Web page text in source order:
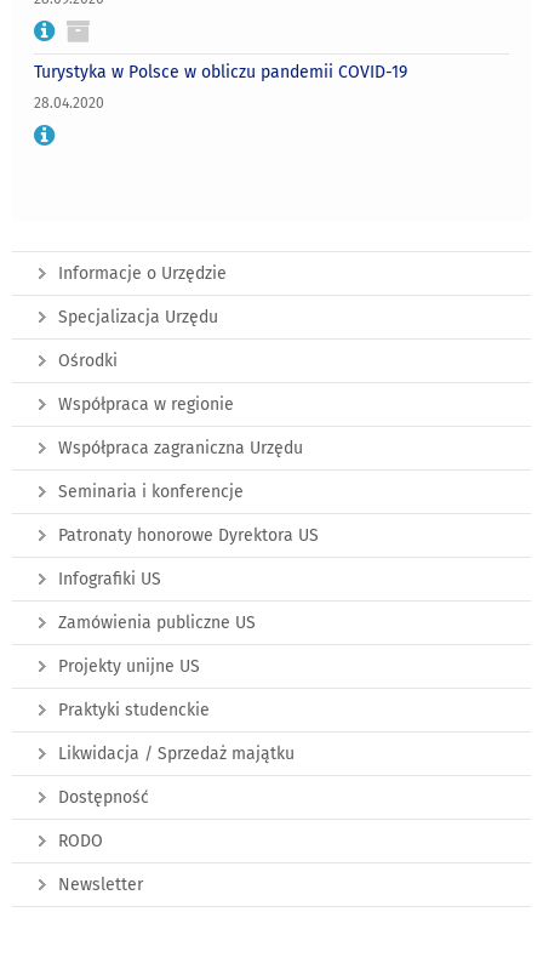
Turystyka w Polsce w obliczu pandemii COVID-19
28.04.2020
Informacje o Urzędzie
Specjalizacja Urzędu
Ośrodki
Współpraca w regionie
Współpraca zagraniczna Urzędu
Seminaria i konferencje
Patronaty honorowe Dyrektora US
Infografiki US
Zamówienia publiczne US
Projekty unijne US
Praktyki studenckie
Likwidacja / Sprzedaż majątku
Dostępność
RODO
Newsletter